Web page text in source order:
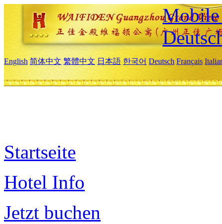
Mobile
English 简体中文 繁體中文 日本語 한국어 Deutsch Français
Startseite
Hotel Info
Jetzt buchen